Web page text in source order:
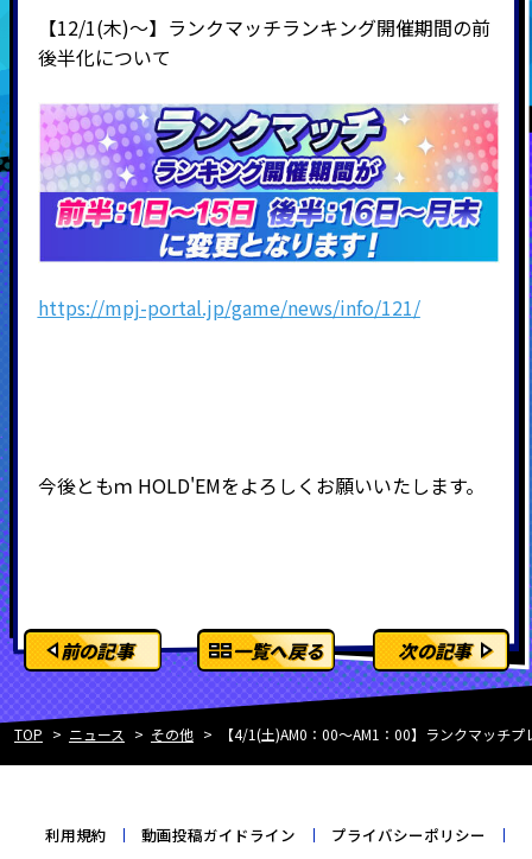
【12/1(木)～】ランクマッチランキング開催期間の前
後半化について
https://mpj-portal.jp/game/news/info/121/
今後ともｍ HOLD'EMをよろしくお願いいたします。
前の記事 一覧へ戻る 次の記事
TOP ニュース その他 【4/1(土)AM0：00～AM1：00】ランクマッチ
利用規約 動画投稿ガイドライン
プライバシーポリシー